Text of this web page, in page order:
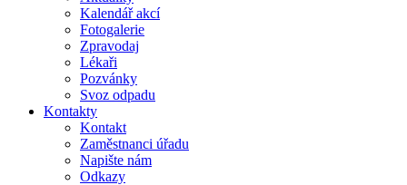
Kalendář akcí
Fotogalerie
Zpravodaj
Lékaři
Pozvánky
Svoz odpadu
Kontakty
Kontakt
Zaměstnanci úřadu
Napište nám
Odkazy